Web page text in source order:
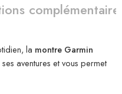
la montre Garmin
aventures et vous permet